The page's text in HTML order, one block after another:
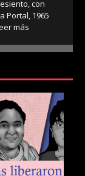
con
Portal, 1965
más